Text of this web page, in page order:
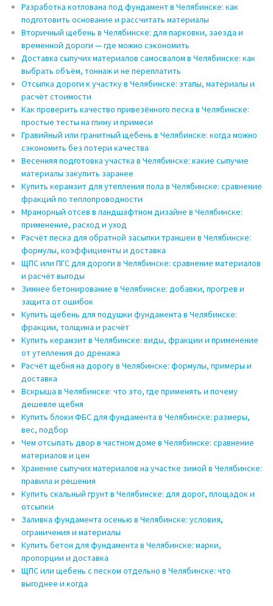
Разработка котлована под фундамент в Челябинске: как
подготовить основание и рассчитать материалы
Вторичный щебень в Челябинске: для парковки, заезда и
временной дороги — где можно сэкономить
Доставка сыпучих материалов самосвалом в Челябинске: как
выбрать объём, тоннаж и не переплатить
Отсыпка дороги к участку в Челябинске: этапы, материалы и
расчёт стоимости
Как проверить качество привезённого песка в Челябинске:
простые тесты на глину и примеси
Гравийный или гранитный щебень в Челябинске: когда можно
сэкономить без потери качества
Весенняя подготовка участка в Челябинске: какие сыпучие
материалы закупить заранее
Купить керамзит для утепления пола в Челябинске: сравнение
фракций по теплопроводности
Мраморный отсев в ландшафтном дизайне в Челябинске:
применение, расход и уход
Расчёт песка для обратной засыпки траншеи в Челябинске:
формулы, коэффициенты и доставка
ЩПС или ПГС для дороги в Челябинске: сравнение материалов
и расчёт выгоды
Зимнее бетонирование в Челябинске: добавки, прогрев и
защита от ошибок
Купить щебень для подушки фундамента в Челябинске:
фракции, толщина и расчёт
Купить керамзит в Челябинске: виды, фракции и применение
от утепления до дренажа
Расчёт щебня на дорогу в Челябинске: формулы, примеры и
доставка
Вскрыша в Челябинске: что это, где применять и почему
дешевле щебня
Купить блоки ФБС для фундамента в Челябинске: размеры,
вес, подбор
Чем отсыпать двор в частном доме в Челябинске: сравнение
материалов и цен
Хранение сыпучих материалов на участке зимой в Челябинске:
правила и решения
Купить скальный грунт в Челябинске: для дорог, площадок и
отсыпки
Заливка фундамента осенью в Челябинске: условия,
ограничения и материалы
Купить бетон для фундамента в Челябинске: марки,
пропорции и доставка
ЩПС или щебень с песком отдельно в Челябинске: что
выгоднее и когда